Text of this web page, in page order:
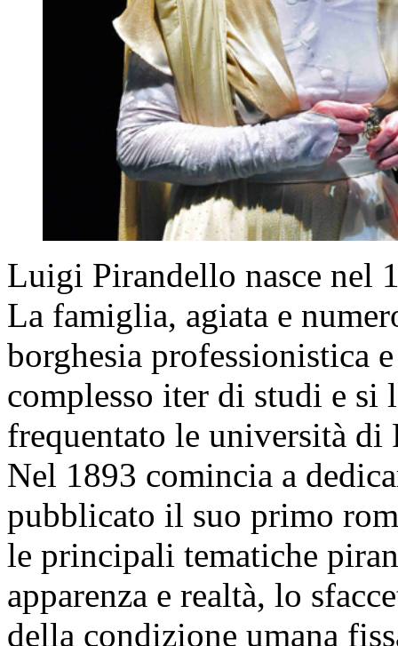
Luigi Pirandello nasce nel
La famiglia, agiata e
borghesia professionistica
complesso iter di studi e si
frequentato le università di
Nel 1893 comincia a
pubblicato il suo primo
le principali tematiche
apparenza e realtà, lo
della condizione umana